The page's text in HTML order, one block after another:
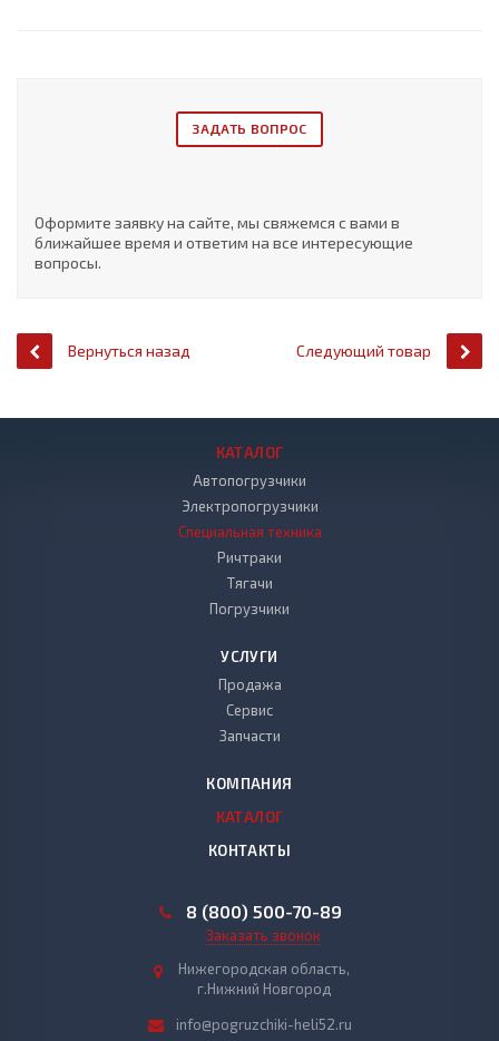
ЗАДАТЬ ВОПРОС
Оформите заявку на сайте, мы свяжемся с вами в
ближайшее время и ответим на все интересующие
вопросы.
Вернуться назад Следующий товар
КАТАЛОГ
Автопогрузчики
Электропогрузчики
Специальная техника
Ричтраки
Тягачи
Погрузчики
УСЛУГИ
Продажа
Сервис
Запчасти
КОМПАНИЯ
КАТАЛОГ
КОНТАКТЫ
8 (800) 500-70-89
Заказать звонок
Нижегородская область,
г.Нижний Новгород
info@pogruzchiki-heli52.ru